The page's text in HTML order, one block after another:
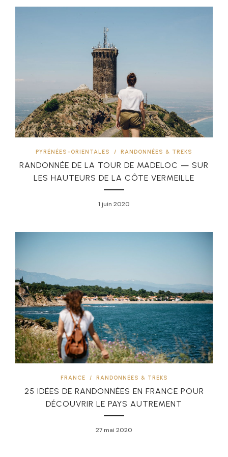
PYRÉNÉES-ORIENTALES / RANDONNÉES & TREKS
RANDONNÉE DE LA TOUR DE MADELOC — SUR
LES HAUTEURS DE LA CÔTE VERMEILLE
1 juin 2020
FRANCE / RANDONNÉES & TREKS
25 IDÉES DE RANDONNÉES EN FRANCE POUR
DÉCOUVRIR LE PAYS AUTREMENT
27 mai 2020